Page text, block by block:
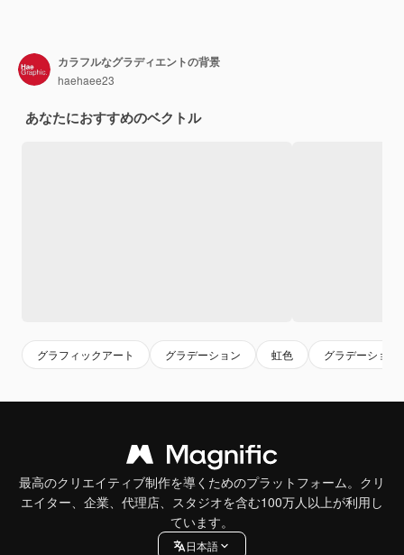
カラフルなグラディエントの背景
haehaee23
あなたにおすすめのベクトル
グラフィックアート グラデーション 虹色 グラデーション
最高のクリエイティブ制作を導くためのプラットフォーム。クリ
エイター、企業、代理店、スタジオを含む100万人以上が利用し
ています。
日本語